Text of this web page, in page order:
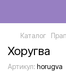
Каталог
Хоругва
Артикул: horugva